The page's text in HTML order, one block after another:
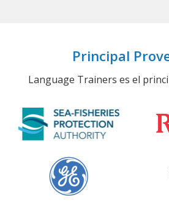
Principal
Language Trainers es el